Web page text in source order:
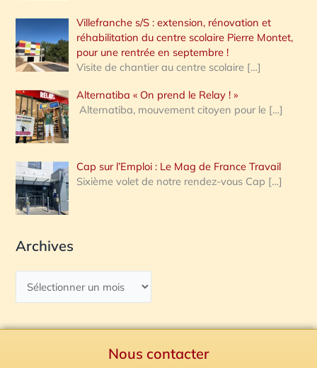
Villefranche s/S : extension, rénovation et
réhabilitation du centre scolaire Pierre Montet,
pour une rentrée en septembre !
Visite de chantier au centre scolaire […]
Alternatiba « On prend le Relay ! »
Alternatiba, mouvement citoyen pour le […]
Cap sur l’Emploi : Le Mag de France Travail
Sixième volet de notre rendez-vous Cap […]
Archives
Nous contacter